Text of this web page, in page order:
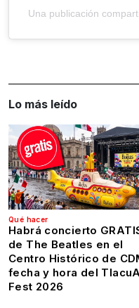
Una publicación
Lo más leído
Qué hacer
Habrá concierto
de The Beatles en el
Centro Histórico de
fecha y hora del
Fest 2026